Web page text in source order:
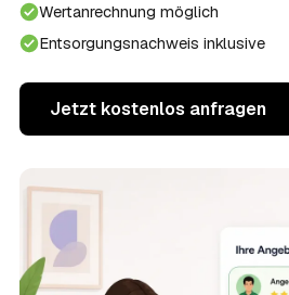
Wertanrechnung möglich
Entsorgungsnachweis inklusive
Jetzt kostenlos anfragen